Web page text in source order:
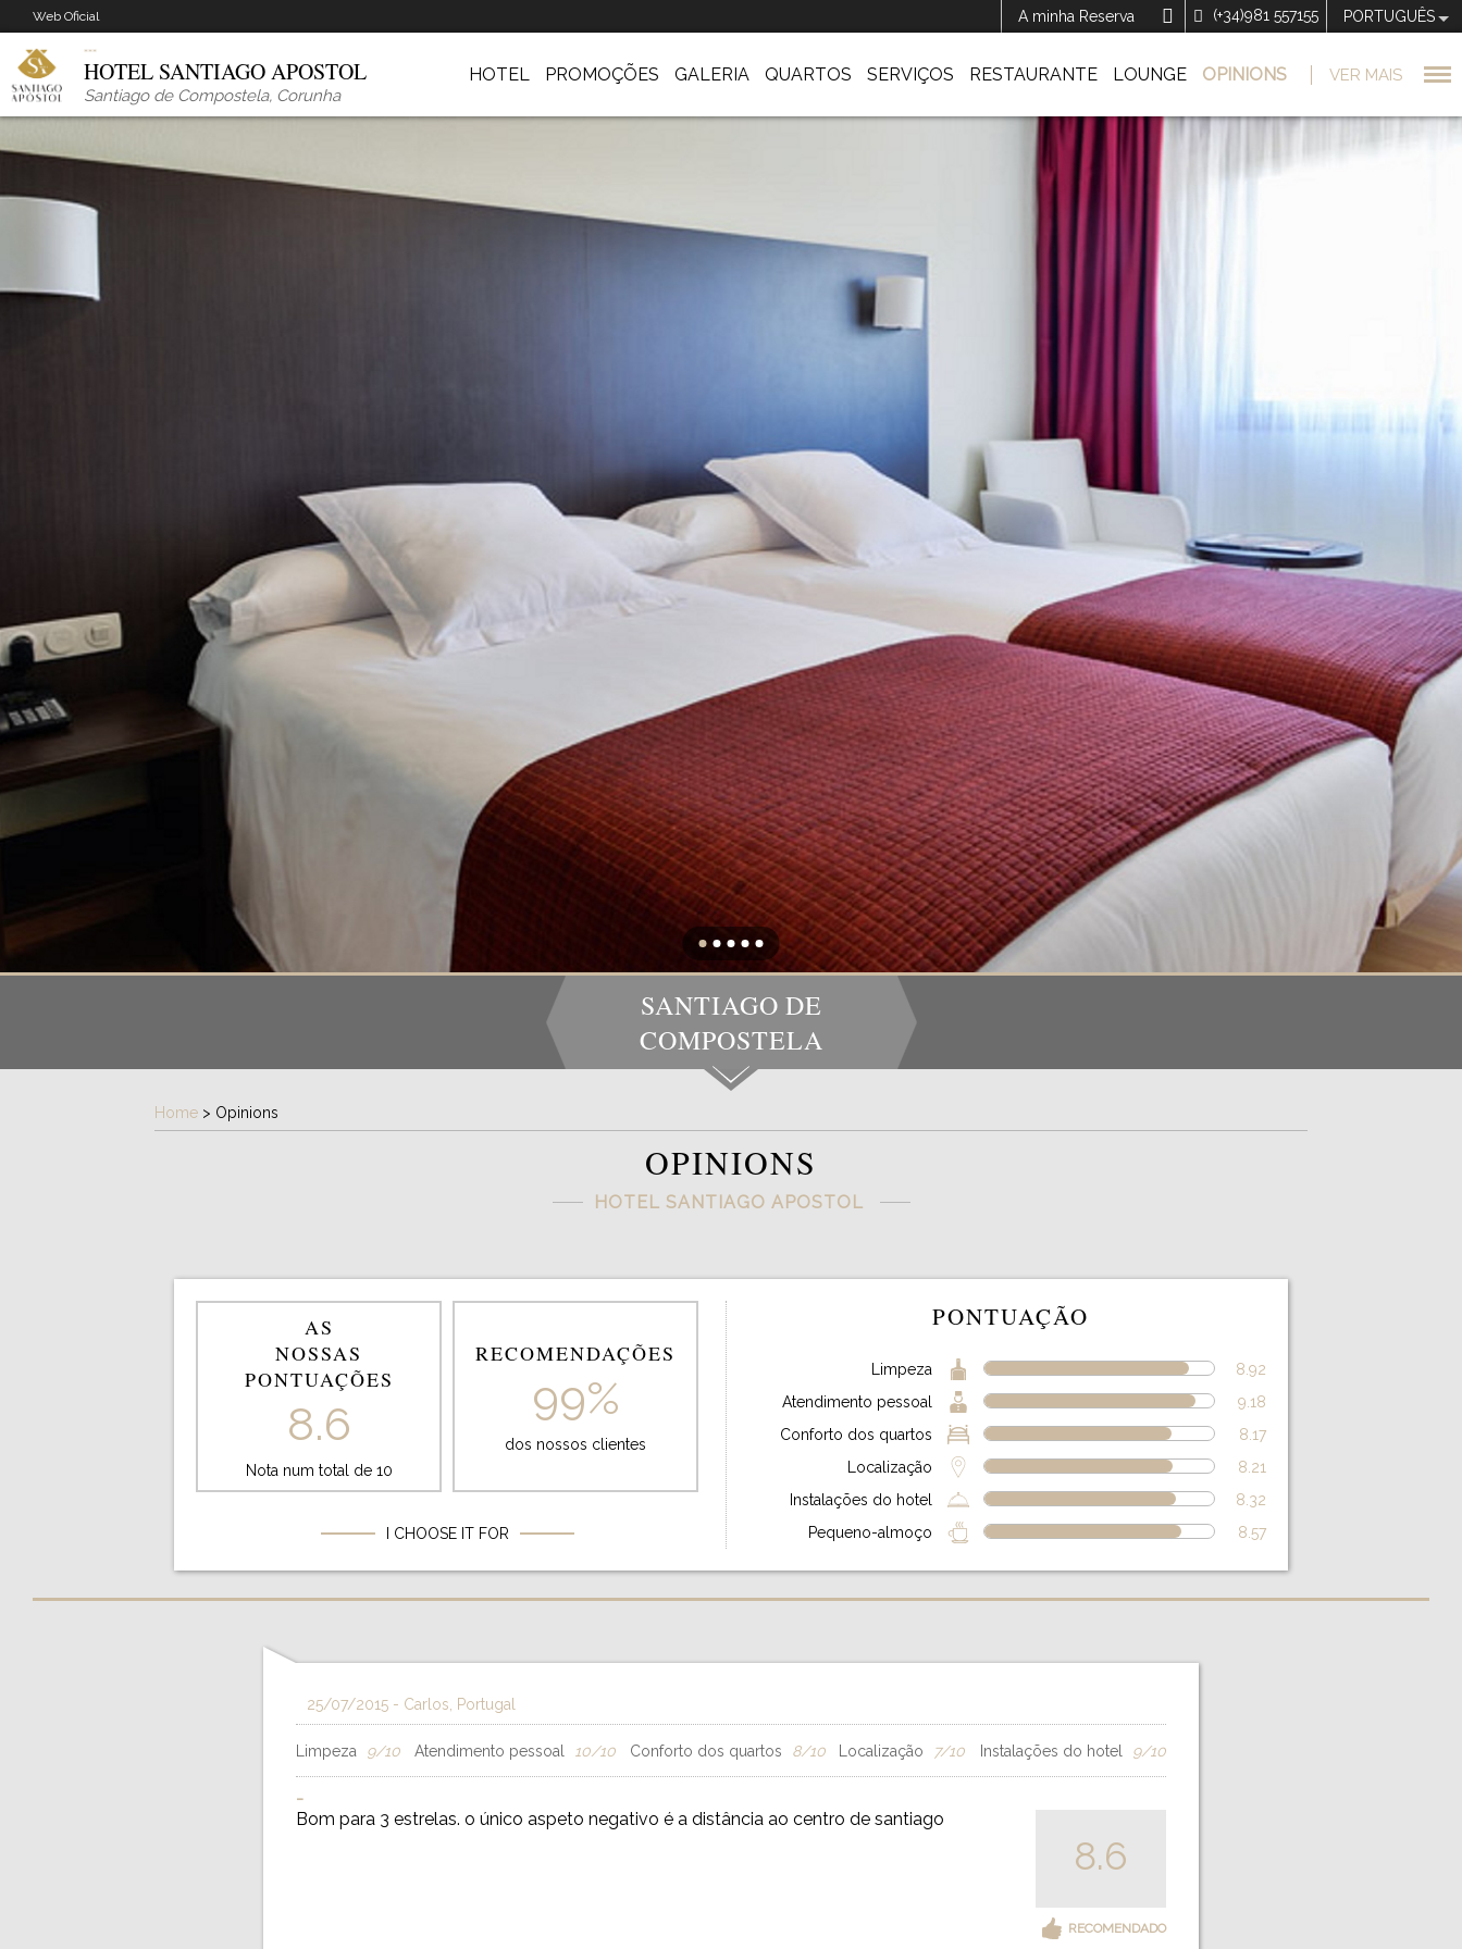
Web Oficial A minha Reserva (+34)981 557155 PORTUGUÊS
HOTEL SANTIAGO APOSTOL
Santiago de Compostela, Corunha
HOTEL PROMOÇÕES GALERIA QUARTOS SERVIÇOS RESTAURANTE LOUNGE OPINIONS VER MAIS
SANTIAGO DE
COMPOSTELA
Home > Opinions
OPINIONS
HOTEL SANTIAGO APOSTOL
AS
NOSSAS
PONTUAÇÕES
8.6
Nota num total de 10
RECOMENDAÇÕES
99%
dos nossos clientes
I CHOOSE IT FOR
PONTUAÇÃO
Limpeza
8.92
Atendimento pessoal
9.18
Conforto dos quartos
8.17
Localização
8.21
Instalações do hotel
8.32
Pequeno-almoço
8.57
25/07/2015 - Carlos, Portugal
Limpeza 9/10 Atendimento pessoal 10/10 Conforto dos quartos 8/10 Localização 7/10 Instalações do hotel 9/10
-
Bom para 3 estrelas. o único aspeto negativo é a distância ao centro de santiago
8.6
RECOMENDADO